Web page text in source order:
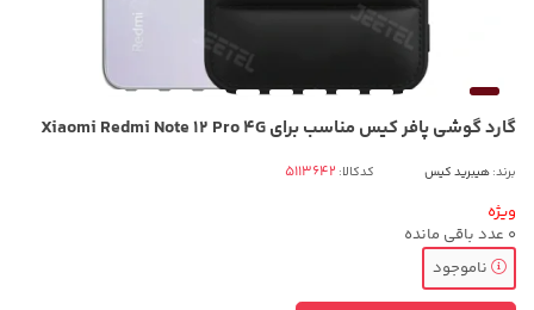
گارد گوشی پافر کیس مناسب برای Xiaomi Redmi Note 12 Pro 4G
برند:هیبرید کیس کدکالا:
ویژه
0 عدد باقی مانده
ناموجود